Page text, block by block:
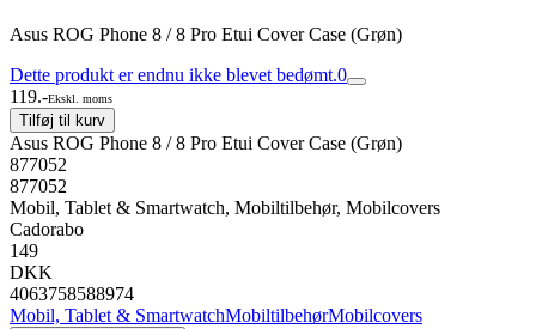
Asus ROG Phone 8 / 8 Pro Etui Cover Case (Grøn)
Dette produkt er endnu ikke blevet bedømt.0
119.-Ekskl. moms
Tilføj til kurv
Asus ROG Phone 8 / 8 Pro Etui Cover Case (Grøn)
877052
877052
Mobil, Tablet & Smartwatch, Mobiltilbehør, Mobilcovers
Cadorabo
149
DKK
4063758588974
Mobil, Tablet & SmartwatchMobiltilbehørMobilcovers